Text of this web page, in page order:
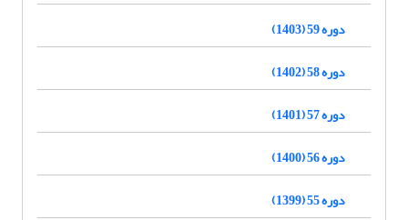
دوره 59 (1403)
دوره 58 (1402)
دوره 57 (1401)
دوره 56 (1400)
دوره 55 (1399)